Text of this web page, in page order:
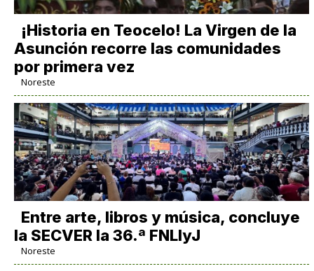
​¡Historia en Teocelo! La Virgen de la
Asunción recorre las comunidades
por primera vez
Noreste
Entre arte, libros y música, concluye
la SECVER la 36.ª FNLIyJ
Noreste